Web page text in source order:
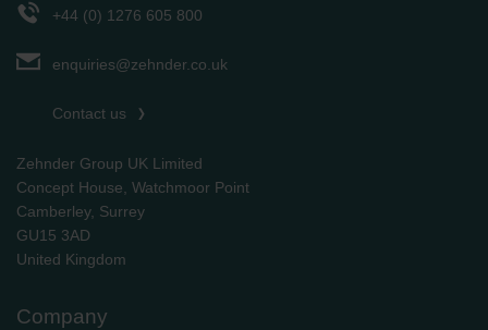
+44 (0) 1276 605 800
enquiries@zehnder.co.uk
Contact us
Zehnder Group UK Limited
Concept House, Watchmoor Point
Camberley, Surrey
GU15 3AD
​​​​​​​United Kingdom
Company